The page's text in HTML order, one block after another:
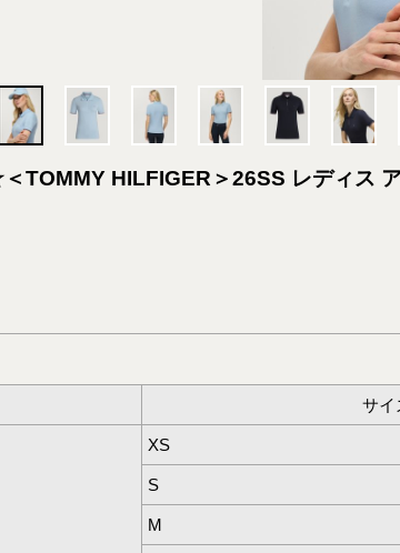
TOMMY HILFIGER＞26SS レディス
サイ
XS
S
M